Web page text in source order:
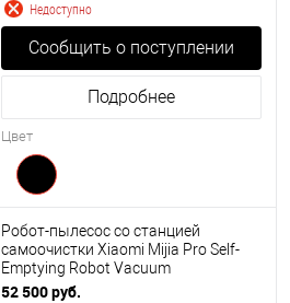
Недоступно
Сообщить о поступлении
Подробнее
Цвет
Робот-пылесос со станцией
самоочистки Xiaomi Mijia Pro Self-
Emptying Robot Vacuum
(STYTJ06ZHM)
52 500 руб.